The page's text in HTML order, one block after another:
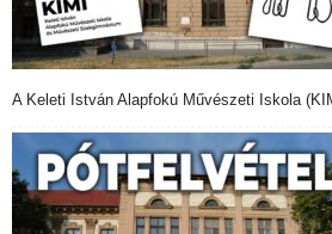
A Keleti István Alapfokú Művészeti Iskola